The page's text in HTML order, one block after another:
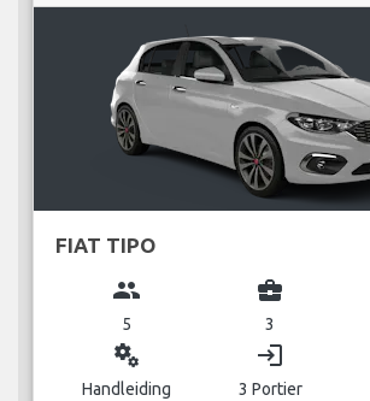
FIAT TIPO
group
5
business_center
3
miscellaneous_services
Handleiding
login
3 Portier